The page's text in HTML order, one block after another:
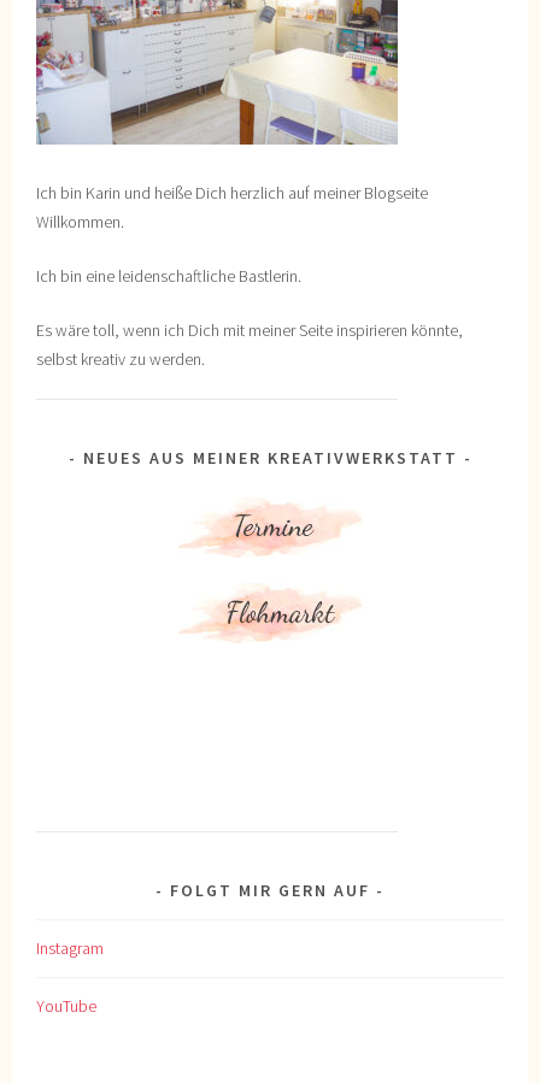
Ich bin Karin und heiße Dich herzlich auf meiner Blogseite
Willkommen.
Ich bin eine leidenschaftliche Bastlerin.
Es wäre toll, wenn ich Dich mit meiner Seite inspirieren könnte,
selbst kreativ zu werden.
NEUES AUS MEINER KREATIVWERKSTATT
FOLGT MIR GERN AUF
Instagram
YouTube